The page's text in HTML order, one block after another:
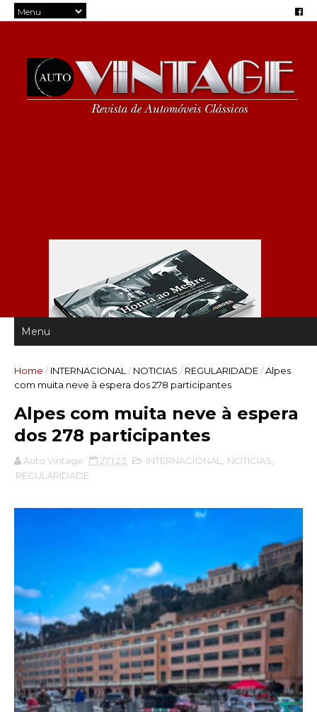
Home / INTERNACIONAL / NOTICIAS / REGULARIDADE/Alpes
com muita neve à espera dos 278 participantes
Alpes com muita neve à espera
dos 278 participantes
Auto Vintage 27.1.23 INTERNACIONAL NOTICIAS
REGULARIDADE